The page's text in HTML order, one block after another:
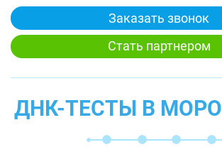
Заказать звонок
Стать партнером
ДНК-ТЕСТЫ В